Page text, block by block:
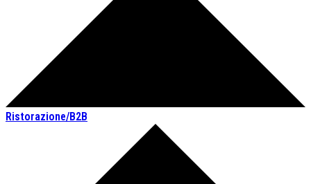
Ristorazione/B2B